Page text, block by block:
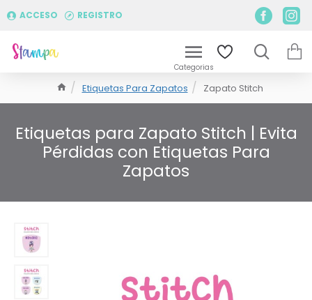
ACCESO REGISTRO
Etiquetas Para Zapatos Zapato Stitch
Etiquetas para Zapato Stitch | Evita
Pérdidas con Etiquetas Para
Zapatos